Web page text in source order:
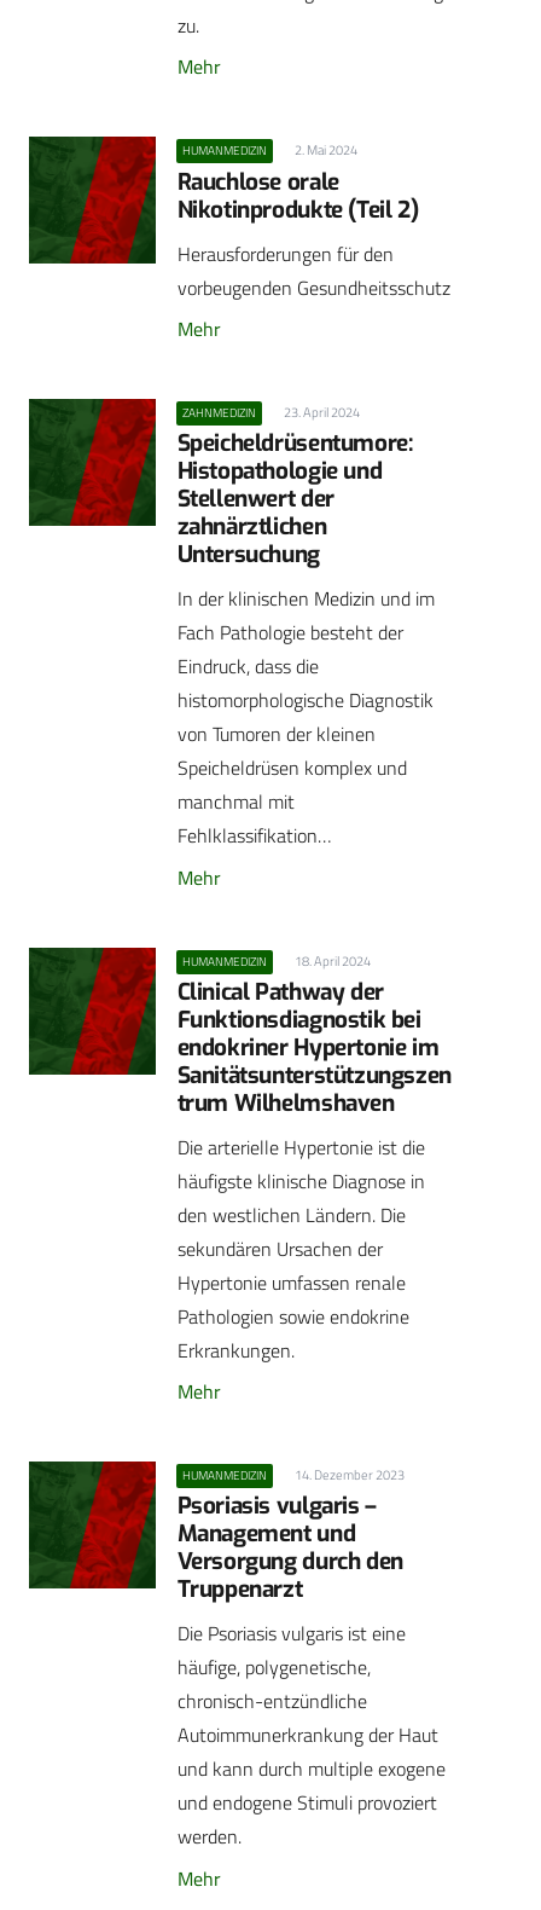
zu.
Mehr
HUMANMEDIZIN 2. Mai 2024
Rauchlose orale
Nikotinprodukte (Teil 2)
Herausforderungen für den
vorbeugenden Gesundheitsschutz
Mehr
ZAHNMEDIZIN 23. April 2024
Speicheldrüsentumore:
Histopathologie und
Stellenwert der
zahnärztlichen
Untersuchung
In der klinischen Medizin und im
Fach Pathologie besteht der
Eindruck, dass die
histomorphologische Diagnostik
von Tumoren der kleinen
Speicheldrüsen komplex und
manchmal mit
Fehlklassifikation…
Mehr
HUMANMEDIZIN 18. April 2024
Clinical Pathway der
Funktionsdiagnostik bei
endokriner Hypertonie im
Sanitätsunterstützungszen
trum Wilhelmshaven
Die arterielle Hypertonie ist die
häufigste klinische Diagnose in
den westlichen Ländern. Die
sekundären Ursachen der
Hypertonie umfassen renale
Pathologien sowie endokrine
Erkrankungen.
Mehr
HUMANMEDIZIN 14. Dezember 2023
Psoriasis vulgaris –
Management und
Versorgung durch den
Truppenarzt
Die Psoriasis vulgaris ist eine
häufige, polygenetische,
chronisch-entzündliche
Autoimmunerkrankung der Haut
und kann durch multiple exogene
und endogene Stimuli provoziert
werden.
Mehr